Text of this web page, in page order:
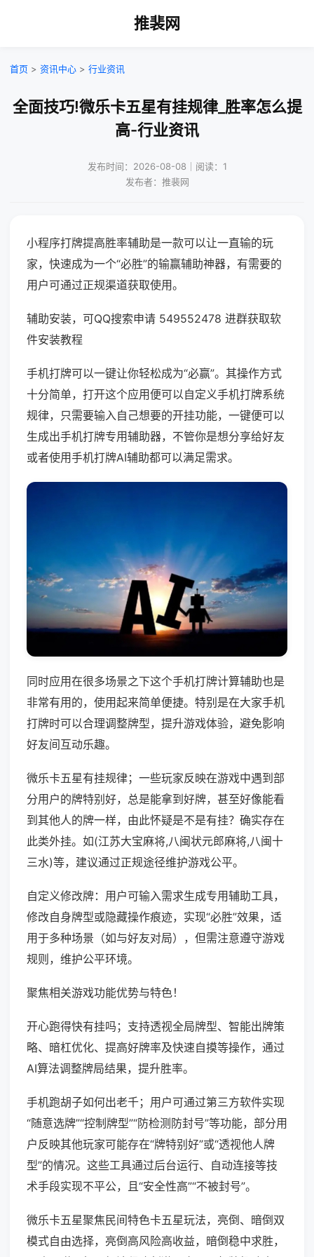
推裴网
首页 > 资讯中心 > 行业资讯
全面技巧!微乐卡五星有挂规律_胜率怎么提
高-行业资讯
发布时间：2026-08-08｜阅读：1
发布者：推裴网
小程序打牌提高胜率辅助是一款可以让一直输的玩
家，快速成为一个“必胜”的输赢辅助神器，有需要的
用户可通过正规渠道获取使用。
辅助安装，可QQ搜索申请 549552478 进群获取软
件安装教程
手机打牌可以一键让你轻松成为“必赢”。其操作方式
十分简单，打开这个应用便可以自定义手机打牌系统
规律，只需要输入自己想要的开挂功能，一键便可以
生成出手机打牌专用辅助器，不管你是想分享给好友
或者使用手机打牌AI辅助都可以满足需求。
同时应用在很多场景之下这个手机打牌计算辅助也是
非常有用的，使用起来简单便捷。特别是在大家手机
打牌时可以合理调整牌型，提升游戏体验，避免影响
好友间互动乐趣。
微乐卡五星有挂规律；一些玩家反映在游戏中遇到部
分用户的牌特别好，总是能拿到好牌，甚至好像能看
到其他人的牌一样，由此怀疑是不是有挂？确实存在
此类外挂。如(江苏大宝麻将,八闽状元郎麻将,八闽十
三水)等，建议通过正规途径维护游戏公平。
自定义修改牌：用户可输入需求生成专用辅助工具，
修改自身牌型或隐藏操作痕迹，实现“必胜”效果，适
用于多种场景（如与好友对局），但需注意遵守游戏
规则，维护公平环境。
聚焦相关游戏功能优势与特色！
开心跑得快有挂吗；支持透视全局牌型、智能出牌策
略、暗杠优化、提高好牌率及快速自摸等操作，通过
AI算法调整牌局结果，提升胜率。
手机跑胡子如何出老千；用户可通过第三方软件实现
“随意选牌”“控制牌型”“防检测防封号”等功能，部分用
户反映其他玩家可能存在“牌特别好”或“透视他人牌
型”的情况。这些工具通过后台运行、自动连接等技
术手段实现不平公，且“安全性高”“不被封号”。
微乐卡五星聚焦民间特色卡五星玩法，亮倒、暗倒双
模式自由选择，亮倒高风险高收益，暗倒稳中求胜，